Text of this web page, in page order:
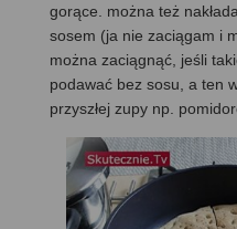
gorące. można też
sosem (ja nie zaciągam i
można zaciągnąć, jeśli
podawać bez sosu, a ten
przyszłej zupy np.